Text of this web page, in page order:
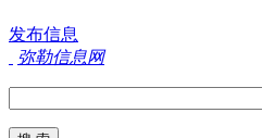
发布信息
弥勒信息网